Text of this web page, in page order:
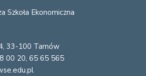
Szkoła Ekonomiczna
33-100 Tarnów
00 20, 65 65 565